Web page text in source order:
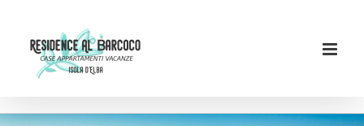
content